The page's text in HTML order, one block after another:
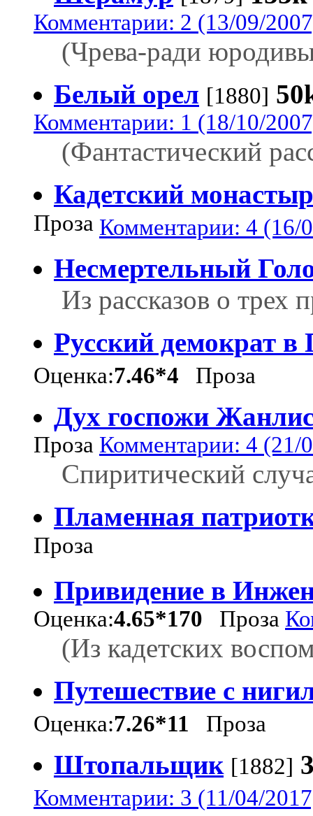
Комментарии: 2 (13/09/
(Чрева-ради
Белый орел [1880]
Комментарии: 1 (18/10/
(Фантастический
Кадетский
Проза Комментарии: 4 (16/
Несмертельный
Из рассказов о трех
Русский демократ
Оценка:7.46*4 Проза
Дух госпожи
Проза Комментарии: 4 (21/
Спиритический
Пламенная
Проза
Привидение в
Оценка:4.65*170 Проза
(Из кадетских
Путешествие с
Оценка:7.26*11 Проза
Штопальщик [1882]
Комментарии: 3 (11/04/